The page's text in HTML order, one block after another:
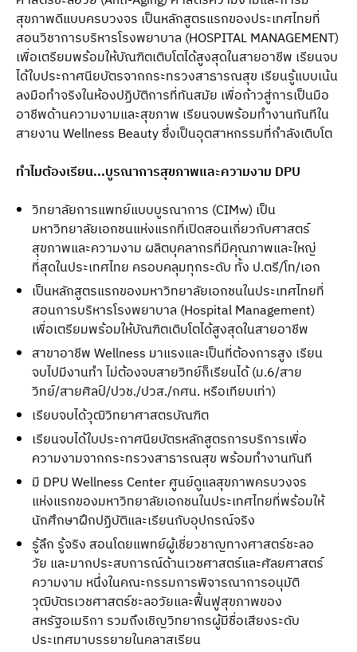
สุขภาพดีแบบครบวงจร เป็นหลักสูตรแรกของประเทศไทยที่
สอนวิชาการบริหารโรงพยาบาล (HOSPITAL MANAGEMENT)
เพื่อเตรียมพร้อมให้บัณฑิตเติบโตได้สูงสุดในสายอาชีพ เรียนจบ
ได้ใบประกาศนียบัตรจากกระทรวงสาธารณสุข เรียนรู้แบบเน้น
ลงมือทำจริงในห้องปฏิบัติการที่ทันสมัย เพื่อก้าวสู่การเป็นมือ
อาชีพด้านความงามและสุขภาพ เรียนจบพร้อมทำงานทันทีใน
สายงาน Wellness Beauty ซึ่งเป็นอุตสาหกรรมที่กำลังเติบโต
ทำไมต้องเรียน...บูรณาการสุขภาพและความงาม DPU
วิทยาลัยการแพทย์แบบบูรณาการ (CIMw) เป็น
มหาวิทยาลัยเอกชนแห่งแรกที่เปิดสอนเกี่ยวกับศาสตร์
สุขภาพและความงาม ผลิตบุคลากรที่มีคุณภาพและใหญ่
ที่สุดในประเทศไทย ครอบคลุมทุกระดับ ทั้ง ป.ตรี/โท/เอก
เป็นหลักสูตรแรกของมหาวิทยาลัยเอกชนในประเทศไทยที่
สอนการบริหารโรงพยาบาล (Hospital Management)
เพื่อเตรียมพร้อมให้บัณฑิตเติบโตได้สูงสุดในสายอาชีพ
สาขาอาชีพ Wellness มาแรงและเป็นที่ต้องการสูง เรียน
จบไปมีงานทำ ไม่ต้องจบสายวิทย์ก็เรียนได้ (ม.6/สาย
วิทย์/สายศิลป์/ปวช./ปวส./กศน. หรือเทียบเท่า)
เรียบจบได้วุฒิวิทยาศาสตรบัณฑิต
เรียนจบได้ใบประกาศนียบัตรหลักสูตรการบริการเพื่อ
ความงามจากกระทรวงสาธารณสุข พร้อมทำงานทันที
มี DPU Wellness Center ศูนย์ดูแลสุขภาพครบวงจร
แห่งแรกของมหาวิทยาลัยเอกชนในประเทศไทยที่พร้อมให้
นักศึกษาฝึกปฏิบัติและเรียนกับอุปกรณ์จริง
รู้ลึก รู้จริง สอนโดยแพทย์ผู้เชี่ยวชาญทางศาสตร์ชะลอ
วัย และมากประสบการณ์ด้านเวชศาสตร์และศัลยศาสตร์
ความงาม หนึ่งในคณะกรรมการพิจารณาการอนุมัติ
วุฒิบัตรเวชศาสตร์ชะลอวัยและฟื้นฟูสุขภาพของ
สหรัฐอเมริกา รวมถึงเชิญวิทยากรผู้มีชื่อเสียงระดับ
ประเทศมาบรรยายในคลาสเรียน